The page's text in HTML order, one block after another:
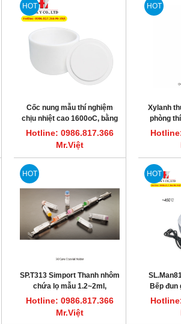
HOT
Cốc nung mẫu thí nghiệm
chịu nhiệt cao 1600oC, bằng
Alumina
Hotline: 0986.817.366
Mr.Việt
HOT
Xylanh
phòng
HOT
SP.T313 Simport Thanh nhôm
chứa lọ mẫu 1.2~2ml,
L290mm
Hotline: 0986.817.366
Mr.Việt
HOT
Bếp đun
kiểu